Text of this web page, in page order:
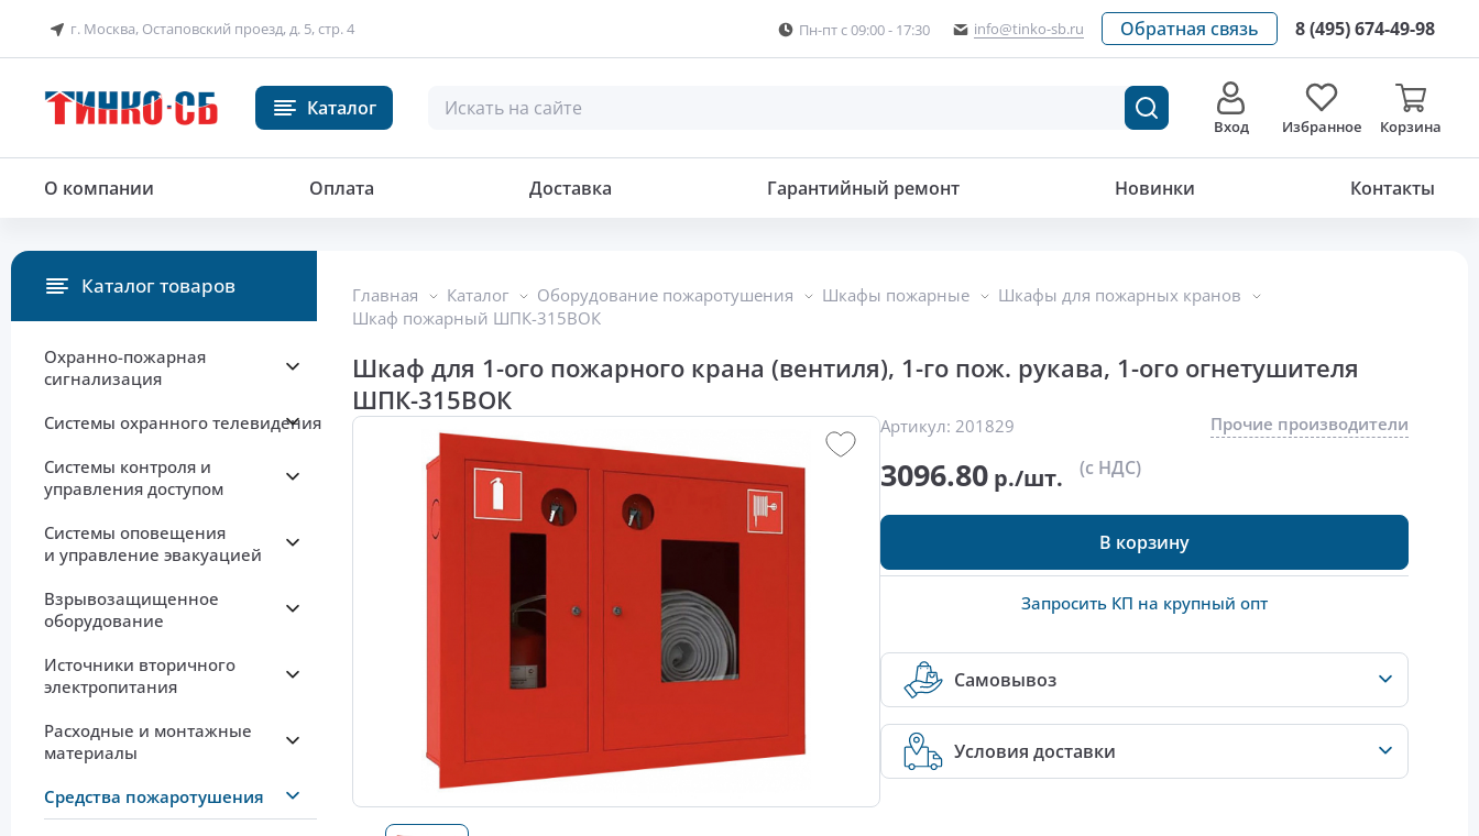
г. Москва, Остаповский проезд, д. 5, стр. 4 Пн-пт с 09:00 - 17:30 info@tinko-sb.ru Обратная связь 8 (495) 674-49-98
Каталог
Вход Избранное Корзина
О компании Оплата Доставка Гарантийный ремонт Новинки Контакты
Главная Каталог Оборудование пожаротушения Шкафы пожарные
Шкафы для пожарных кранов
Шкаф пожарный ШПК-315ВОК
Шкаф для 1-ого пожарного крана (вентиля), 1-го пож. рукава, 1-ого огнетушителя
ШПК-315ВОК
Артикул: 201829 Прочие производители
3096.80 р./шт. (с НДС)
В корзину
Запросить КП на крупный опт
Самовывоз
Условия доставки
Каталог товаров
Охранно-пожарная
сигнализация
Системы охранного телевидения
Системы контроля и
управления доступом
Системы оповещения
и управление эвакуацией
Взрывозащищенное
оборудование
Источники вторичного
электропитания
Расходные и монтажные
материалы
Средства пожаротушения
3 096.80р./шт.